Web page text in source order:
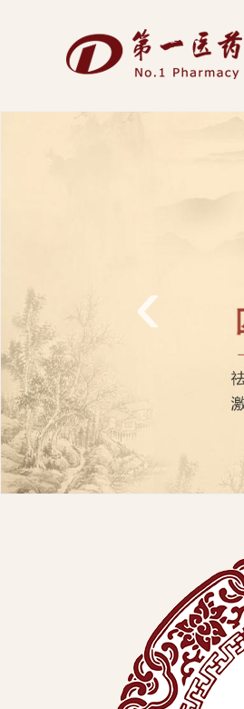
网
科
技
发
展
有
‹